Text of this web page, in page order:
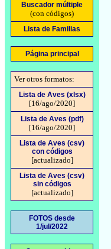
Buscador múltiple
(con códigos)
Lista de Familias
Página principal
Ver otros formatos:
Lista de Aves (xlsx)
[16/ago/2020]
Lista de Aves (pdf)
[16/ago/2020]
Lista de Aves (csv)
con códigos
[actualizado]
Lista de Aves (csv)
sin códigos
[actualizado]
FOTOS desde
1/jul/2022